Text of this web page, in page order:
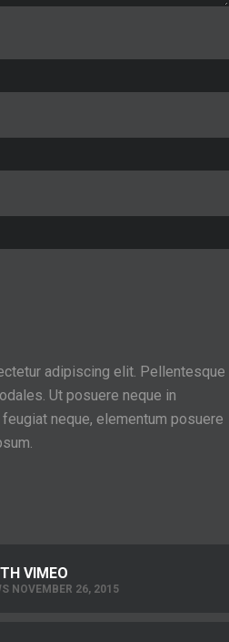
adipiscing elit. Pellentesque
Ut posuere neque in
neque, elementum posuere
VIMEO
NOVEMBER 26, 2015